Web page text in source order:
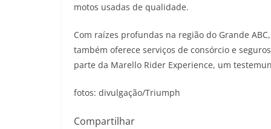
motos usadas de qualidade.
Com raízes profundas na região do Grande
também oferece serviços de consórcio e
parte da Marello Rider Experience, um
fotos: divulgação/Triumph
Compartilhar